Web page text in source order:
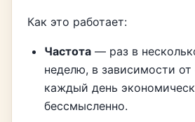
Как это работает:
Частота — раз в
неделю, в зависимости от
каждый день
бессмысленно.